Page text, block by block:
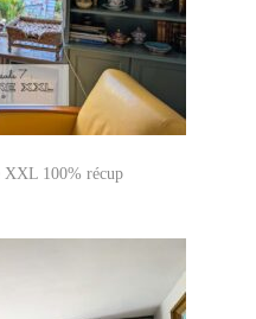
XXL 100% récup